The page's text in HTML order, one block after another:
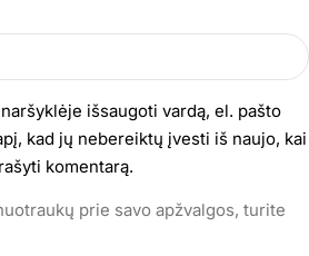
išsaugoti vardą, el. pašto
kad jų nebereiktų įvesti iš naujo, kai
komentarą.
prie savo apžvalgos, turite